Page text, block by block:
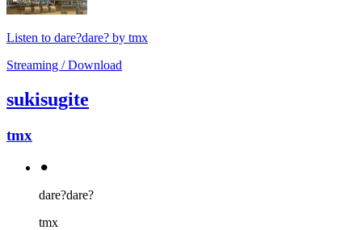
Listen to dare?dare? by tmx
Streaming / Download
sukisugite
tmx
⚫︎
dare?dare?
tmx